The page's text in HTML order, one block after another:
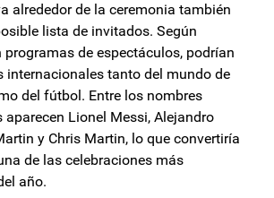
alrededor de la ceremonia también
lista de invitados. Según
programas de espectáculos, podrían
internacionales tanto del mundo de
del fútbol. Entre los nombres
aparecen Lionel Messi, Alejandro
y Chris Martin, lo que convertiría
de las celebraciones más
año.